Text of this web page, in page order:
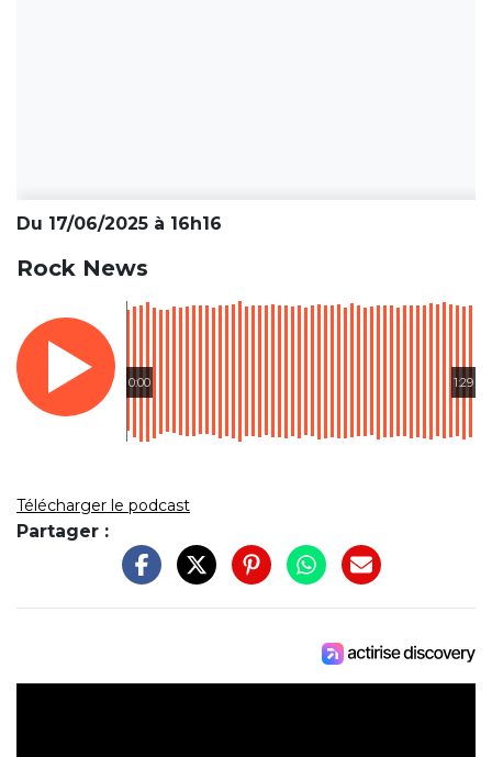
Du 17/06/2025 à 16h16
Rock News
0:00 1:29
Télécharger le podcast
Partager :